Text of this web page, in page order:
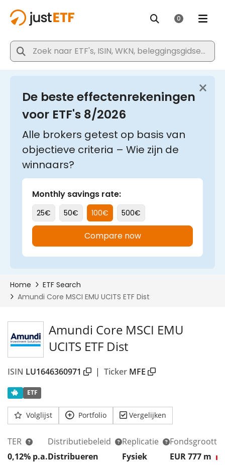
Amundi Core MSCI EMU
UCITS ETF Dist
ISIN LU1646360971 | Ticker MFE
ETF
Volglijst Portfolio Vergelijken
TER
0,12% p.a.
Distributiebeleid
Distribueren
Replicatie
Fysiek
Fondsgrootte
EUR 777 m